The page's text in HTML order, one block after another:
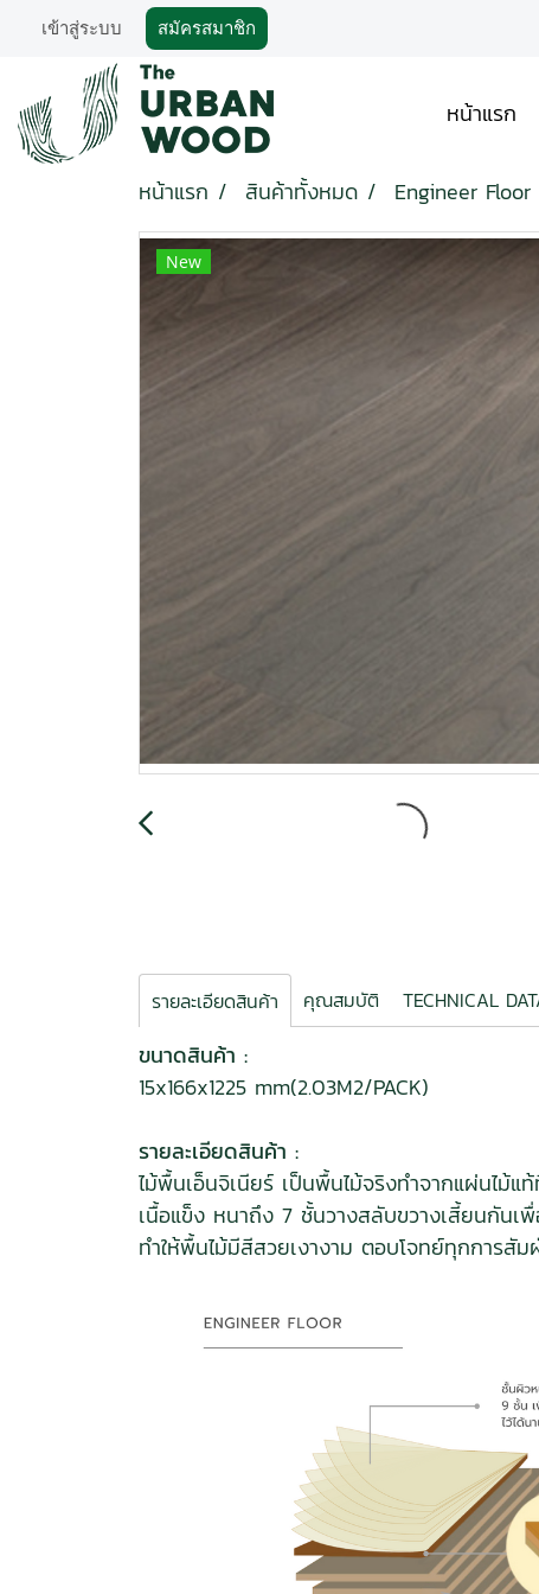
เข้าสู่ระบบ สมัครสมาชิก
หน้าแรก
หน้าแรก สินค้าทั้งหมด Engineer Floor
New
รายละเอียดสินค้า คุณสมบัติ TECHNICAL
ขนาดสินค้า :
15x166x1225 mm(2.03M2/PACK)
รายละเอียดสินค้า :
ไม้พื้นเอ็นจิเนียร์ เป็นพื้นไม้จริงทำจากแผ่นไม้
เนื้อแข็ง หนาถึง 7 ชั้นวางสลับขวางเสี้ยนกัน
ทำให้พื้นไม้มีสีสวยเงางาม ตอบโจทย์ทุกการสั